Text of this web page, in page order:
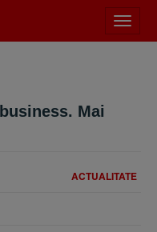
meniu
Mai
ACTUALITATE